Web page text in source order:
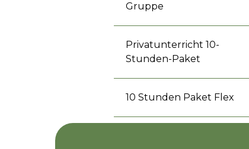
Gruppe
Privatunterricht 10-
Stunden-Paket
10 Stunden Paket Flex